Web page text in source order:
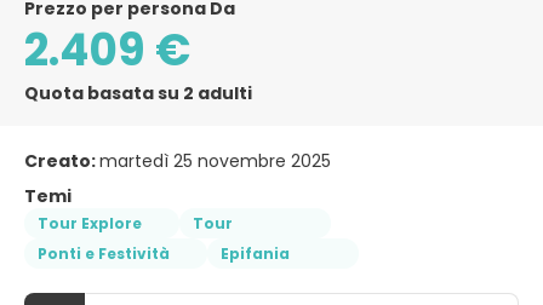
Prezzo per persona Da
2.409 €
Quota basata su 2 adulti
Creato:martedì 25 novembre 2025
Temi
Tour Explore
Tour
Ponti e Festività
Epifania